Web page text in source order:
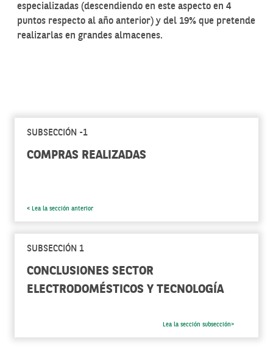
especializadas (descendiendo en este aspecto en 4
puntos respecto al año anterior) y del 19% que pretende
realizarlas en grandes almacenes.
SUBSECCIÓN -1
COMPRAS REALIZADAS
< Lea la sección anterior
SUBSECCIÓN 1
CONCLUSIONES SECTOR
ELECTRODOMÉSTICOS Y TECNOLOGÍA
Lea la sección subsección>